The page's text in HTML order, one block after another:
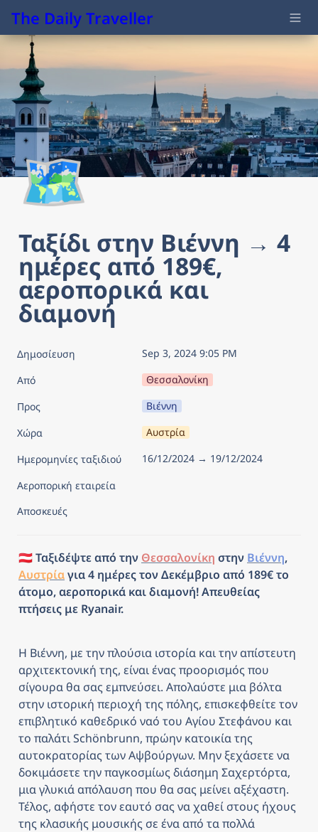
The Daily Traveller
🗺️
Ταξίδι στην Βιέννη → 4
ημέρες από 189€,
αεροπορικά και
διαμονή
Δημοσίευση
Sep 3, 2024 9:05 PM
Από
Θεσσαλονίκη
Προς
Βιέννη
Χώρα
Αυστρία
Ημερομηνίες ταξιδιού
16/12/2024 → 19/12/2024
Αεροπορική εταιρεία
Αποσκευές
🇦🇹 Ταξιδέψτε από την Θεσσαλονίκη στην Βιέννη
Αυστρία για 4 ημέρες τον Δεκέμβριο από 189€ το
άτομο, αεροπορικά και διαμονή! Απευθείας
πτήσεις με Ryanair.
Η Βιέννη, με την πλούσια ιστορία και την απίστευτη
αρχιτεκτονική της, είναι ένας προορισμός που
σίγουρα θα σας εμπνεύσει. Απολαύστε μια βόλτα
στην ιστορική περιοχή της πόλης, επισκεφθείτε τον
επιβλητικό καθεδρικό ναό του Αγίου Στεφάνου και
το παλάτι Schönbrunn, πρώην κατοικία της
αυτοκρατορίας των Αψβούργων. Μην ξεχάσετε να
δοκιμάσετε την παγκοσμίως διάσημη Σαχερτόρτα,
μια γλυκιά απόλαυση που θα σας μείνει αξέχαστη.
Τέλος, αφήστε τον εαυτό σας να χαθεί στους ήχους
της κλασικής μουσικής σε ένα από τα πολλά